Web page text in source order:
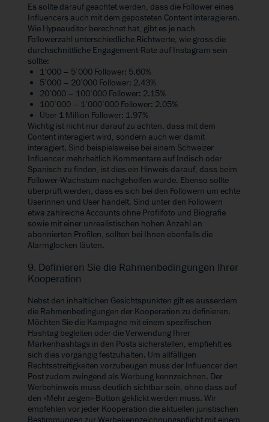
Es sollte darauf geachtet werden, dass die Follower eines
Influencers auch mit dem geposteten Content interagieren.
Wie Hypeauditor berechnet hat, gibt es je nach
Followerzahl unterschiedliche Richtwerte, wie gross die
durchschnittliche Engagement-Rate auf Instagram sein
sollte:
1’000 – 5’000 Follower: 5.60%
5’000 – 20’000 Follower: 2.43%
20’000 – 100’000 Follower: 2.15%
100’000 – 1’000’000 Follower: 2.05%
Über 1 Million Follower: 1.97%
Wichtig ist nicht nur darauf zu achten, dass mit dem
Content interagiert wird, sondern auch wer damit
interagiert. Sind beispielsweise bei einem Schweizer
Influencer mehrheitlich Kommentare auf Indisch oder
Spanisch zu finden, ist dies ein Hinweis darauf, dass beim
Follower-Wachstum nachgeholfen wurde. Ebenso sollte
überprüft werden, dass es sich bei den Followern um echte
Userinnen und User handelt. Sind unter den Followern
etwa zahlreiche Accounts ohne Profilfoto und Biografie
sowie mit einer unrealistischen hohen Anzahl an
abonnierten Profilen, sollten bei Ihnen ebenfalls die
Alarmglocken läuten.
9. Definieren Sie die Rahmenbedingungen Ihrer
Kooperation
Nebst den inhaltlichen Gesichtspunkten gilt es ausserdem
die Rahmenbedingungen der Kooperation zu definieren.
Möchten Sie die Kampagne mit einem spezifischen
Hashtag begleiten oder die Verwendung Ihrer
Markenhashtags in den Posts sicherstellen, empfiehlt es
sich dies vorgängig festzuhalten. Um allfälligen
Rechtsstreitigkeiten vorzubeugen muss der Influencer den
Post zudem zwingend als Werbung kennzeichnen. Der
Werbehinweis muss deutlich sichtbar sein, ohne dass auf
den «Mehr zeigen»-Button geklickt werden muss. Wir
empfehlen vor jeder Kooperation die aktuellen juristischen